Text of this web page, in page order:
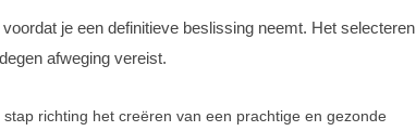
je een definitieve beslissing neemt. Het selecteren
afweging vereist.
richting het creëren van een prachtige en gezonde